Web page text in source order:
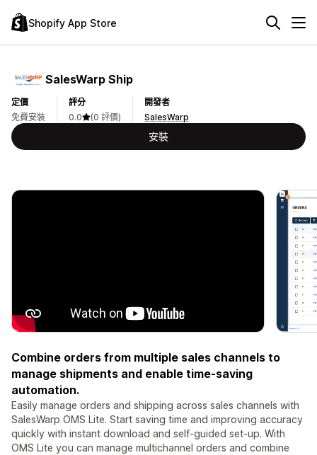
Shopify App Store
SalesWarp Ship
定價
免費安裝
評分
0.0
(0 評價)
開發者
SalesWarp
安裝
Combine orders from multiple sales channels to
manage shipments and enable time-saving
automation.
Easily manage orders and shipping across sales channels with
SalesWarp OMS Lite. Start saving time and improving accuracy
quickly with instant download and self-guided set-up. With
OMS Lite you can manage multichannel orders and combine